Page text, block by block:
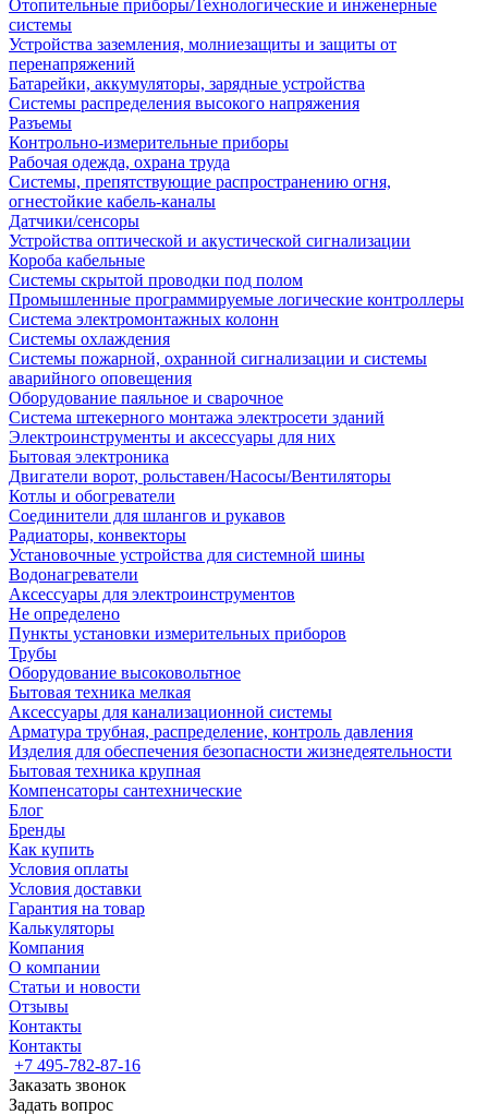
Отопительные приборы/Технологические и инженерные
системы
Устройства заземления, молниезащиты и защиты от
перенапряжений
Батарейки, аккумуляторы, зарядные устройства
Системы распределения высокого напряжения
Разъемы
Контрольно-измерительные приборы
Рабочая одежда, охрана труда
Системы, препятствующие распространению огня,
огнестойкие кабель-каналы
Датчики/сенсоры
Устройства оптической и акустической сигнализации
Короба кабельные
Системы скрытой проводки под полом
Промышленные программируемые логические контроллеры
Система электромонтажных колонн
Системы охлаждения
Системы пожарной, охранной сигнализации и системы
аварийного оповещения
Оборудование паяльное и сварочное
Система штекерного монтажа электросети зданий
Электроинструменты и аксессуары для них
Бытовая электроника
Двигатели ворот, рольставен/Насосы/Вентиляторы
Котлы и обогреватели
Соединители для шлангов и рукавов
Радиаторы, конвекторы
Установочные устройства для системной шины
Водонагреватели
Аксессуары для электроинструментов
Не определено
Пункты установки измерительных приборов
Трубы
Оборудование высоковольтное
Бытовая техника мелкая
Аксессуары для канализационной системы
Арматура трубная, распределение, контроль давления
Изделия для обеспечения безопасности жизнедеятельности
Бытовая техника крупная
Компенсаторы сантехнические
Блог
Бренды
Как купить
Условия оплаты
Условия доставки
Гарантия на товар
Калькуляторы
Компания
О компании
Статьи и новости
Отзывы
Контакты
Контакты
+7 495-782-87-16
Заказать звонок
Задать вопрос